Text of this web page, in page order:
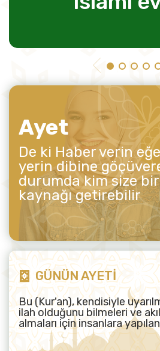
Ayet
De ki Haber verin
yerin dibine
durumda kim size
kaynağı getirebilir
GÜNÜN AYETİ
Bu (Kur'an), kendisiyle
ilah olduğunu bilmeleri ve
almaları için insanlara